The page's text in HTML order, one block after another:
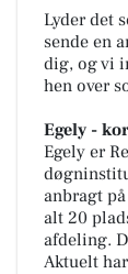
Lyder det
sende en
dig, og vi
hen over
Egely -
Egely er
anbragt
alt 20
afdeling.
Aktuelt